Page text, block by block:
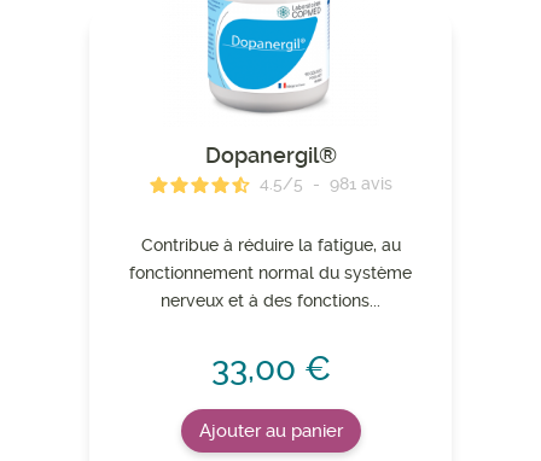
Dopanergil®
4.5/5 - 981 avis
Contribue à réduire la fatigue, au
fonctionnement normal du système
nerveux et à des fonctions...
33,00 €
Ajouter au panier